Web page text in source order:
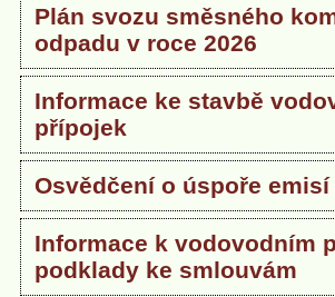
Plán svozu směsného
odpadu v roce 2026
Informace ke stavbě
přípojek
Osvědčení o úspoře emisí
Informace k vodovodním
podklady ke smlouvám